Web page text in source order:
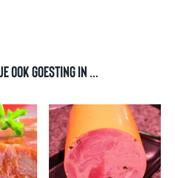
ook goesting in ...